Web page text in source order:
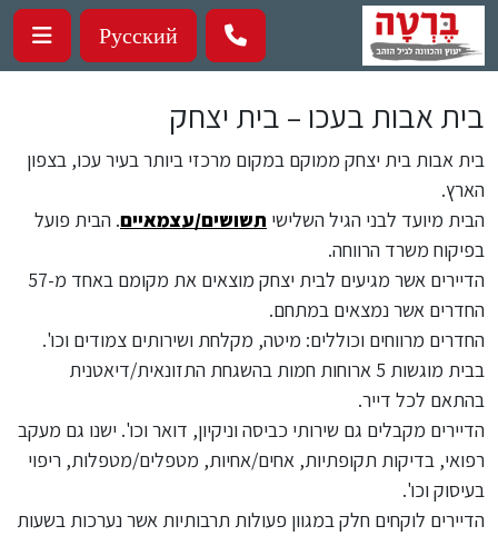
דילוג לתוכן העיקרי
Русский
בית אבות בעכו – בית יצחק
בית אבות בית יצחק ממוקם במקום מרכזי ביותר בעיר עכו, בצפון
הארץ.
הבית מיועד לבני הגיל השלישי תשושים/עצמאיים. הבית פועל
בפיקוח משרד הרווחה.
הדיירים אשר מגיעים לבית יצחק מוצאים את מקומם באחד מ-57
החדרים אשר נמצאים במתחם.
החדרים מרווחים וכוללים: מיטה, מקלחת ושירותים צמודים וכו'.
בבית מוגשות 5 ארוחות חמות בהשגחת התזונאית/דיאטנית
בהתאם לכל דייר.
הדיירים מקבלים גם שירותי כביסה וניקיון, דואר וכו'. ישנו גם מעקב
רפואי, בדיקות תקופתיות, אחים/אחיות, מטפלים/מטפלות, ריפוי
בעיסוק וכו'.
הדיירים לוקחים חלק במגוון פעולות תרבותיות אשר נערכות בשעות